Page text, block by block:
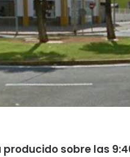
producido sobre las